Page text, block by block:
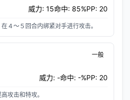
威力: 15命中: 85%PP: 20
４～５回合内绑紧对手进行攻击。
一般
威力: -命中: -%PP: 20
攻击和特攻。